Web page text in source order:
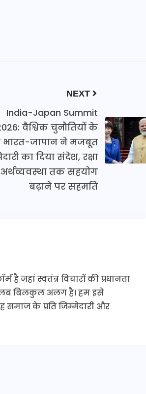
NEXT
India-Japan Summit
वैश्विक चुनौतियों के
भारत-जापान ने मजबूत
का दिया संदेश, रक्षा
तक सहयोग
बढ़ाने पर सहमति
जहां स्वतंत्र विचारों की प्रधानता
बिलकुल अलग है। हम इसे
समाज के प्रति जिम्मेदारी और